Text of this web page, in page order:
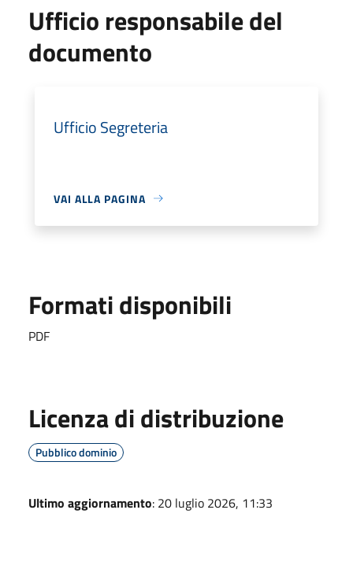
Ufficio responsabile del
documento
Ufficio Segreteria
VAI ALLA PAGINA
Formati disponibili
PDF
Licenza di distribuzione
Pubblico dominio
Ultimo aggiornamento: 20 luglio 2026, 11:33